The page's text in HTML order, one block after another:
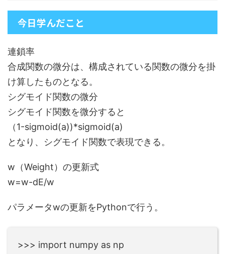
今日学んだこと
連鎖率
合成関数の微分は、構成されている関数の微分を掛
け算したものとなる。
シグモイド関数の微分
シグモイド関数を微分すると
（1-sigmoid(a))*sigmoid(a)
となり、シグモイド関数で表現できる。
w（Weight）の更新式
w=w-dE/w
パラメータwの更新をPythonで行う。
>>> import numpy as np